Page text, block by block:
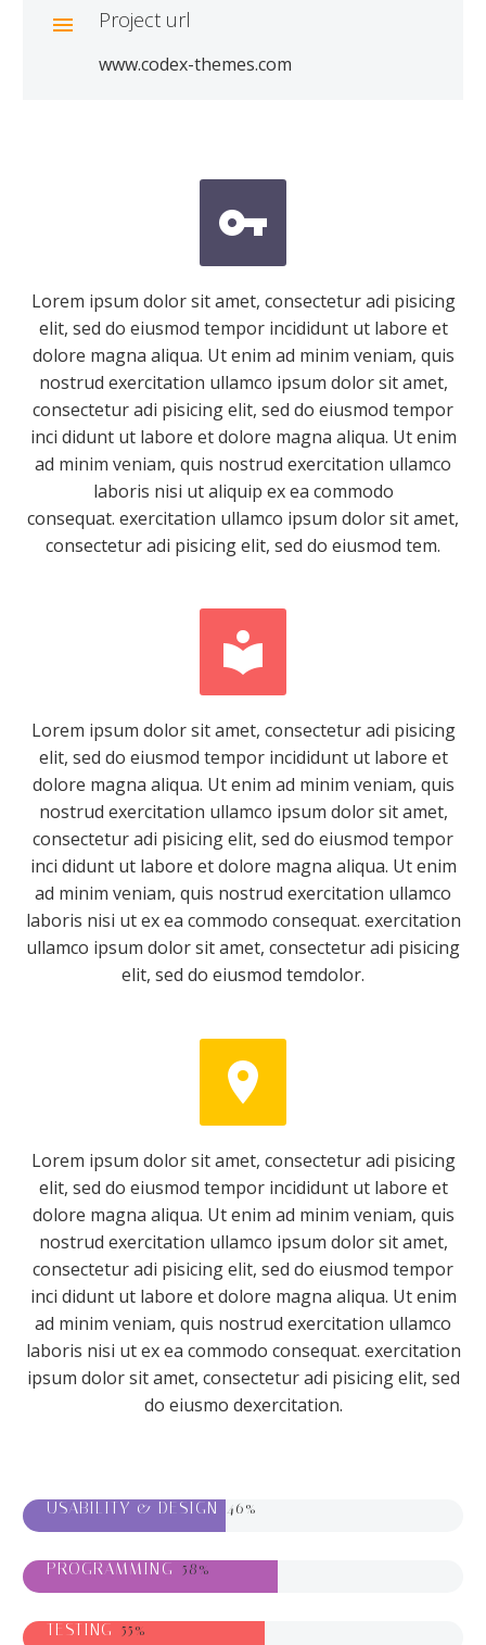
 Project url
www.codex-themes.com


Lorem ipsum dolor sit amet, consectetur adi pisicing
elit, sed do eiusmod tempor incididunt ut labore et
dolore magna aliqua. Ut enim ad minim veniam, quis
nostrud exercitation ullamco ipsum dolor sit amet,
consectetur adi pisicing elit, sed do eiusmod tempor
inci didunt ut labore et dolore magna aliqua. Ut enim
ad minim veniam, quis nostrud exercitation ullamco
laboris nisi ut aliquip ex ea commodo
consequat. exercitation ullamco ipsum dolor sit amet,
consectetur adi pisicing elit, sed do eiusmod tem.


Lorem ipsum dolor sit amet, consectetur adi pisicing
elit, sed do eiusmod tempor incididunt ut labore et
dolore magna aliqua. Ut enim ad minim veniam, quis
nostrud exercitation ullamco ipsum dolor sit amet,
consectetur adi pisicing elit, sed do eiusmod tempor
inci didunt ut labore et dolore magna aliqua. Ut enim
ad minim veniam, quis nostrud exercitation ullamco
laboris nisi ut ex ea commodo consequat. exercitation
ullamco ipsum dolor sit amet, consectetur adi pisicing
elit, sed do eiusmod temdolor.


Lorem ipsum dolor sit amet, consectetur adi pisicing
elit, sed do eiusmod tempor incididunt ut labore et
dolore magna aliqua. Ut enim ad minim veniam, quis
nostrud exercitation ullamco ipsum dolor sit amet,
consectetur adi pisicing elit, sed do eiusmod tempor
inci didunt ut labore et dolore magna aliqua. Ut enim
ad minim veniam, quis nostrud exercitation ullamco
laboris nisi ut ex ea commodo consequat. exercitation
ipsum dolor sit amet, consectetur adi pisicing elit, sed
do eiusmo dexercitation.
USABILITY & DESIGN 46%
PROGRAMMING 58%
TESTING 55%